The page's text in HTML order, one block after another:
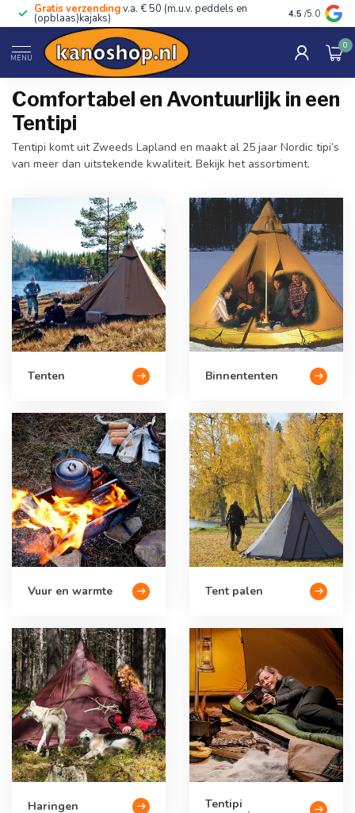
Gratis verzendingv.a. € 50 (m.u.v. peddels en
(opblaas)kajaks) Advies van
4.5 /5.0
MENU
0
Home / Tentipi
Comfortabel en Avontuurlijk in een
Tentipi
Tentipi komt uit Zweeds Lapland en maakt al 25 jaar Nordic tipi’s
van meer dan uitstekende kwaliteit. Bekijk het assortiment.
Tenten Binnententen
Vuur en warmte Tent palen
Haringen Tentipi